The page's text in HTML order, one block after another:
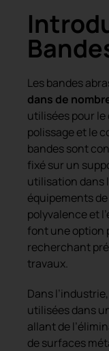
Les bandes
dans de
utilisées pour le
polissage et le
bandes sont
fixé sur un
utilisation dans
équipements
polyvalence et
font une option
recherchant
travaux.
Dans
utilisées dans
allant de
de surfaces